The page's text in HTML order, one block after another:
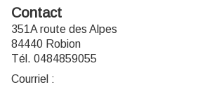
Contact
351A route des Alpes
84440 Robion
Tél. 0484859055
Courriel :